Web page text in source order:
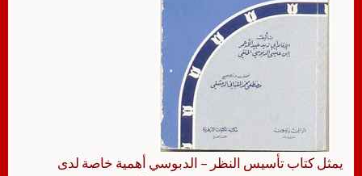
يمثل كتاب تأسيس النظر – الدبوسي أهمية خاصة لدى